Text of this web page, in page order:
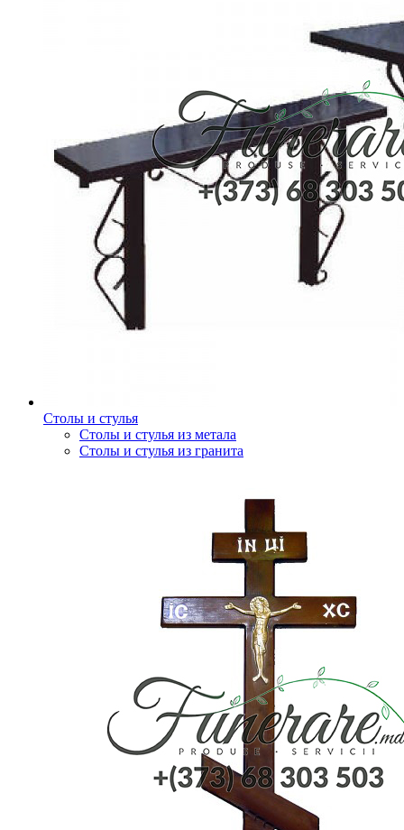
Столы и стулья
Столы и стулья из метала
Столы и стулья из гранита